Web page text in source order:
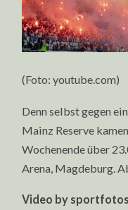
(Foto: youtube.com)
Denn selbst gegen
Mainz Reserve
Wochenende über
Arena, Magdeburg.
Video by